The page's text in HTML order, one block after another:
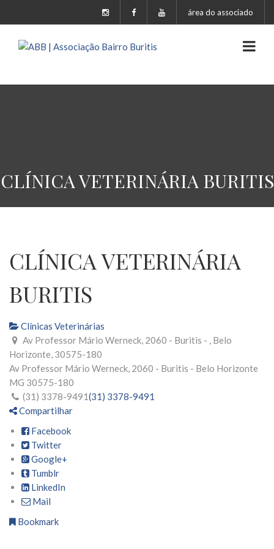
área do associado
CLÍNICA VETERINÁRIA BURITIS
CLÍNICA VETERINÁRIA
BURITIS
Clínicas Veterinárias
Av Professor Mário Werneck, 2060 - Buritis - , Belo
Horizonte, 30575-180
Av Professor Mário Werneck, 2060 - Buritis - Belo Horizonte
MG 30575-180
(31) 3378-9491(31) 3378-9491
Compartilhar
Facebook
Twitter
Google+
Tumblr
LinkedIn
Mail
Bookmark